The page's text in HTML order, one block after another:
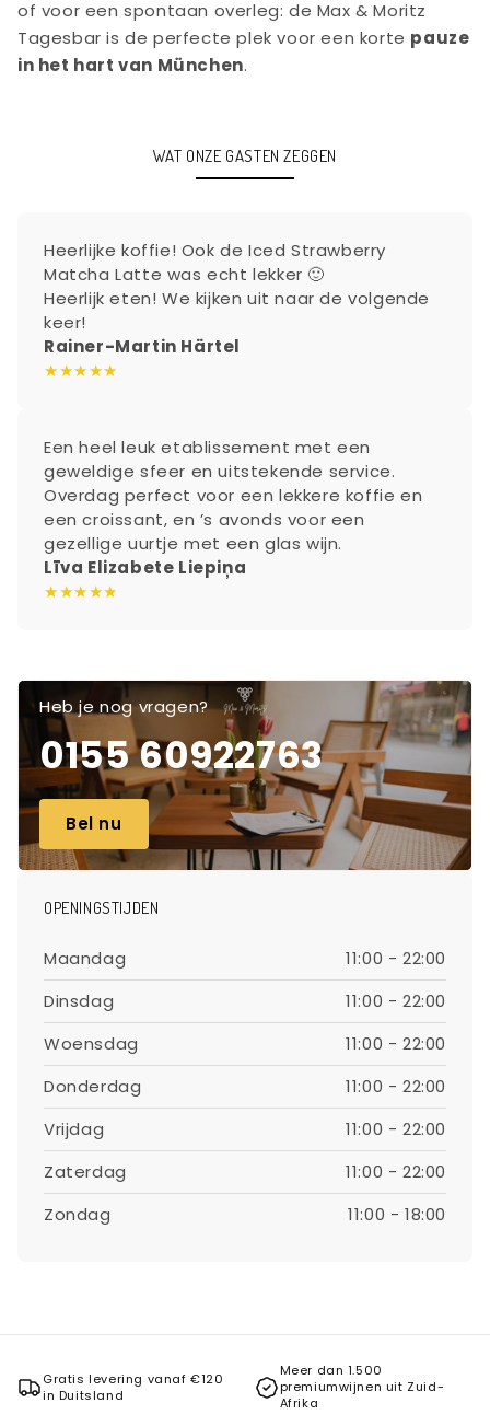
of voor een spontaan overleg: de Max & Moritz
Tagesbar is de perfecte plek voor een korte pauze
in het hart van München.
WAT ONZE GASTEN ZEGGEN
Heerlijke koffie! Ook de Iced Strawberry
Matcha Latte was echt lekker 🙂
Heerlijk eten! We kijken uit naar de volgende
keer!
Rainer-Martin Härtel
★★★★★
Een heel leuk etablissement met een
geweldige sfeer en uitstekende service.
Overdag perfect voor een lekkere koffie en
een croissant, en ’s avonds voor een
gezellige uurtje met een glas wijn.
Līva Elizabete Liepiņa
★★★★★
Heb je nog vragen?
0155 60922763
Bel nu
OPENINGSTIJDEN
Maandag
11:00 - 22:00
Dinsdag
11:00 - 22:00
Woensdag
11:00 - 22:00
Donderdag
11:00 - 22:00
Vrijdag
11:00 - 22:00
Zaterdag
11:00 - 22:00
Zondag
11:00 - 18:00
Gratis levering vanaf €120
in Duitsland
Meer dan 1.500
premiumwijnen uit Zuid-
Afrika